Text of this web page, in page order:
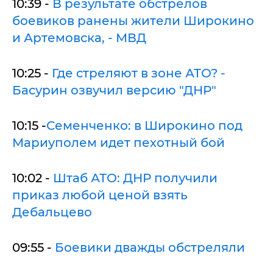
10:39 - В результате обстрелов
боевиков ранены жители Широкино
и Артемовска, - МВД
10:25 - Где стреляют в зоне АТО? -
Басурин озвучил версию "ДНР"
10:15 -Семенченко: в Широкино под
Мариуполем идет пехотный бой
10:02 - Штаб АТО: ДНР получили
приказ любой ценой взять
Дебальцево
09:55 - Боевики дважды обстреляли